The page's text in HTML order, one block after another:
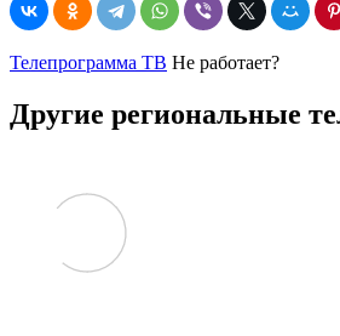
Телепрограмма ТВ Не работает?
Другие региональные